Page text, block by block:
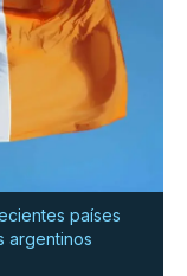
países
argentinos